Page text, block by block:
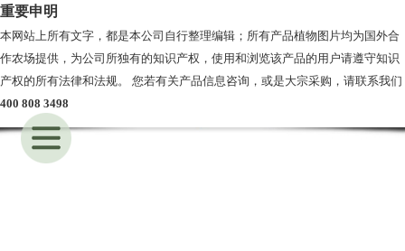
重要申明
本网站上所有文字，都是本公司自行整理编辑；所有产品植物图片均为国外合
作农场提供，为公司所独有的知识产权，使用和浏览该产品的用户请遵守知识
产权的所有法律和法规。 您若有关产品信息咨询，或是大宗采购，请联系我们
400 808 3498